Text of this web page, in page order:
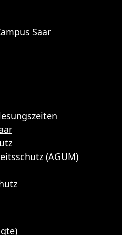
Saar
(AGUM)